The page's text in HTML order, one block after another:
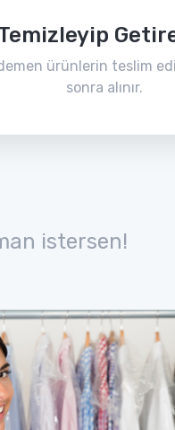
ürünlerin teslim
sonra alınır.
istersen!